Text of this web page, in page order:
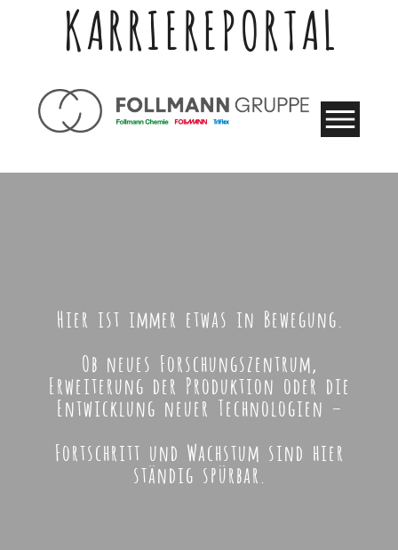
KARRIEREPORTAL
Hier ist immer etwas in Bewegung.
Ob neues Forschungszentrum,
Erweiterung der Produktion oder die
Entwicklung neuer Technologien –
Fortschritt und Wachstum sind hier
ständig spürbar.